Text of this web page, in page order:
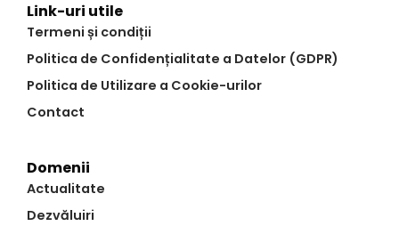
Link-uri utile
Termeni și condiții
Politica de Confidențialitate a Datelor (GDPR)
Politica de Utilizare a Cookie-urilor
Contact
Domenii
Actualitate
Dezvăluiri